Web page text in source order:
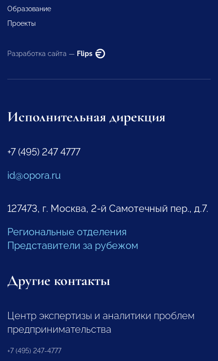
Образование
Проекты
Разработка сайта — Flips
Исполнительная дирекция
+7 (495) 247 4777
id@opora.ru
127473, г. Москва, 2-й Самотечный пер., д.7.
Региональные отделения
Представители за рубежом
Другие контакты
Центр экспертизы и аналитики проблем
предпринимательства
+7 (495) 247-4777